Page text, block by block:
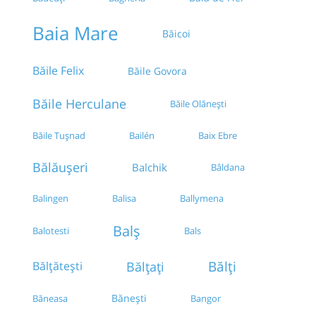
Baia Mare Băicoi
Băile Felix Băile Govora
Băile Herculane Băile Olănești
Băile Tușnad Bailén Baix Ebre
Bălăușeri Balchik Bâldana
Balingen Balisa Ballymena
Balotesti Balș Bals
Bălțătești Bălțați Bălți
Băneasa Bănești Bangor